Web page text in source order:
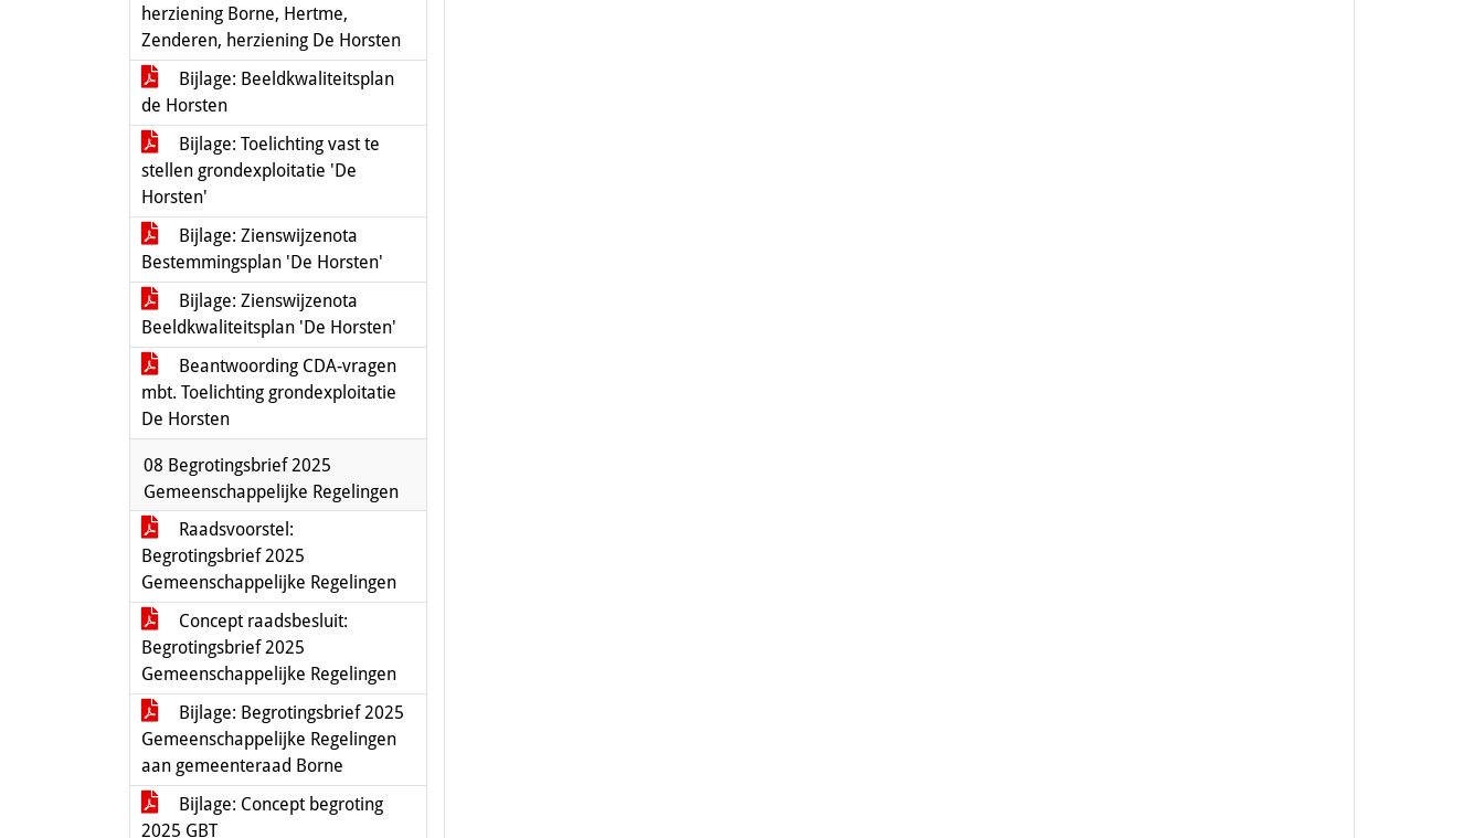
herziening Borne, Hertme,
Zenderen, herziening De Horsten
Bijlage: Beeldkwaliteitsplan
de Horsten
Bijlage: Toelichting vast te
stellen grondexploitatie 'De
Horsten'
Bijlage: Zienswijzenota
Bestemmingsplan 'De Horsten'
Bijlage: Zienswijzenota
Beeldkwaliteitsplan 'De Horsten'
Beantwoording CDA-vragen
mbt. Toelichting grondexploitatie
De Horsten
08 Begrotingsbrief 2025
Gemeenschappelijke Regelingen
Raadsvoorstel:
Begrotingsbrief 2025
Gemeenschappelijke Regelingen
Concept raadsbesluit:
Begrotingsbrief 2025
Gemeenschappelijke Regelingen
Bijlage: Begrotingsbrief 2025
Gemeenschappelijke Regelingen
aan gemeenteraad Borne
Bijlage: Concept begroting
2025 GBT